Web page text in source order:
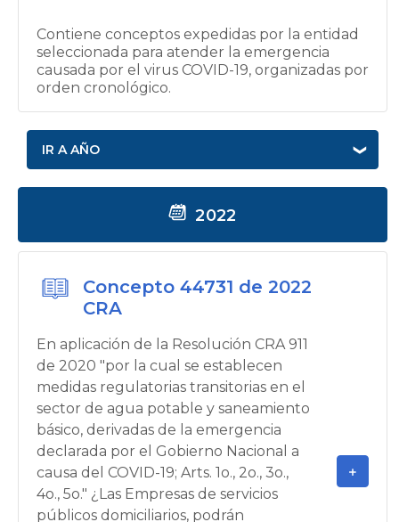
Contiene conceptos expedidas por la entidad
seleccionada para atender la emergencia
causada por el virus COVID-19, organizadas por
orden cronológico.
IR A AÑO
2022
Concepto 44731 de 2022
CRA
En aplicación de la Resolución CRA 911
de 2020 "por la cual se establecen
medidas regulatorias transitorias en el
sector de agua potable y saneamiento
básico, derivadas de la emergencia
declarada por el Gobierno Nacional a
causa del COVID-19; Arts. 1o., 2o., 3o.,
4o., 5o." ¿Las Empresas de servicios
públicos domiciliarios, podrán